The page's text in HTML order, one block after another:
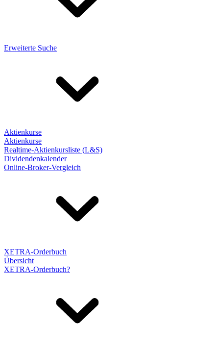
Erweiterte Suche
Aktienkurse
Aktienkurse
Realtime-Aktienkursliste (L&S)
Dividendenkalender
Online-Broker-Vergleich
XETRA-Orderbuch
Übersicht
XETRA-Orderbuch?